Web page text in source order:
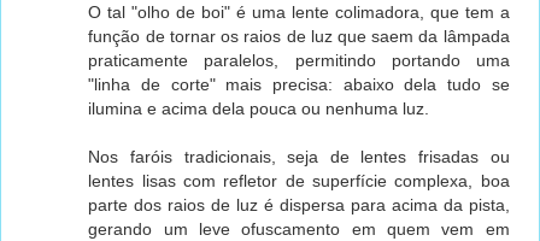
O tal "olho de boi" é uma lente colimadora, que tem a
função de tornar os raios de luz que saem da lâmpada
praticamente paralelos, permitindo portando uma
"linha de corte" mais precisa: abaixo dela tudo se
ilumina e acima dela pouca ou nenhuma luz.
Nos faróis tradicionais, seja de lentes frisadas ou
lentes lisas com refletor de superfície complexa, boa
parte dos raios de luz é dispersa para acima da pista,
gerando um leve ofuscamento em quem vem em